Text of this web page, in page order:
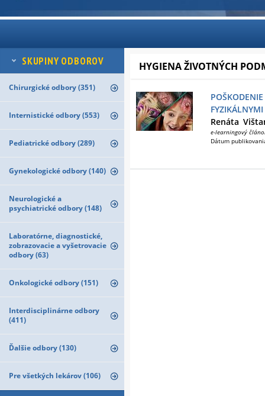
SKUPINY ODBOROV
Chirurgické odbory (351)
Internistické odbory (553)
Pediatrické odbory (289)
Gynekologické odbory (140)
Neurologické a
psychiatrické odbory (148)
Laboratórne, diagnostické,
zobrazovacie a vyšetrovacie
odbory (63)
Onkologické odbory (151)
Interdisciplinárne odbory
(411)
Ďalšie odbory (130)
Pre všetkých lekárov (106)
HYGIENA ŽIVOTNÝCH
Renáta
e-learningový
Dátum